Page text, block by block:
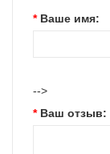
Ваше имя:
-->
Ваш отзыв: